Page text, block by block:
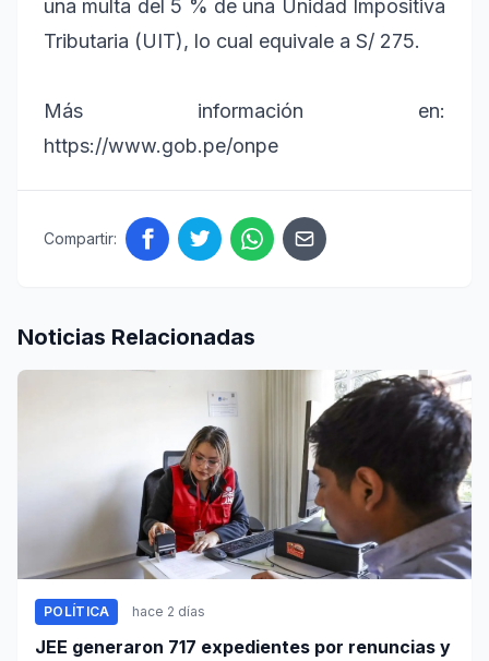
una multa del 5 % de una Unidad Impositiva
Tributaria (UIT), lo cual equivale a S/ 275.
Más información en:
https://www.gob.pe/onpe
Compartir:
Noticias Relacionadas
POLÍTICA hace 2 días
JEE generaron 717 expedientes por renuncias y